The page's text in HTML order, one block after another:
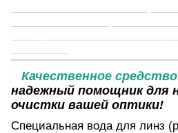
Качественное
надежный помощник для
очистки вашей оптики!
Специальная вода для линз